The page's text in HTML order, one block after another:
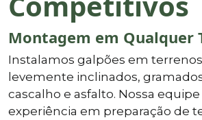
Montagem em Qualquer
Instalamos galpões em
levemente inclinados,
cascalho e asfalto. Nossa
experiência em preparação de